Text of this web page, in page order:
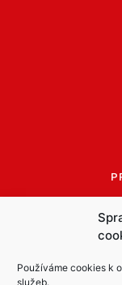
Používáme cookies k
služeb.